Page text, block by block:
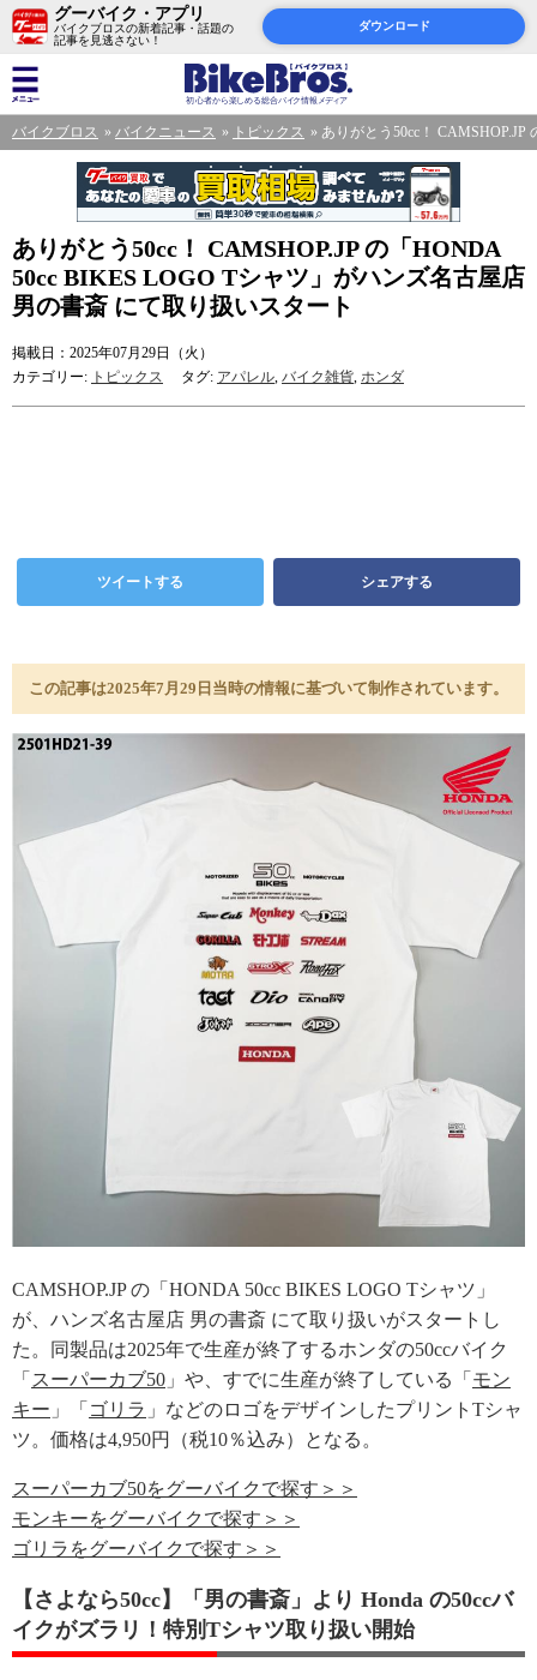
グーバイク・アプリ
バイクブロスの新着記事・話題の
記事を見逃さない！
ダウンロード
バイクブロス バイクニュース トピックス ありがとう50cc！
ありがとう50cc！ CAMSHOP.JP の「HONDA
50cc BIKES LOGO Tシャツ」がハンズ名古屋店
男の書斎 にて取り扱いスタート
掲載日：2025年07月29日（火）
カテゴリー: トピックス タグ: アパレル, バイク雑貨, ホンダ
ツイートする シェアする
この記事は2025年7月29日当時の情報に基づいて制作されています。
CAMSHOP.JP の「HONDA 50cc BIKES LOGO Tシャツ」
が、ハンズ名古屋店 男の書斎 にて取り扱いがスタートし
た。同製品は2025年で生産が終了するホンダの50ccバイク
「 スーパーカブ50 」や、すでに生産が終了している「 モン
キー 」「 ゴリラ 」などのロゴをデザインしたプリントTシャ
ツ。価格は4,950円（税10％込み）となる。
スーパーカブ50をグーバイクで探す＞＞
モンキーをグーバイクで探す＞＞
ゴリラをグーバイクで探す＞＞
【さよなら50cc】「男の書斎」より Honda の50ccバ
イクがズラリ！特別Tシャツ取り扱い開始